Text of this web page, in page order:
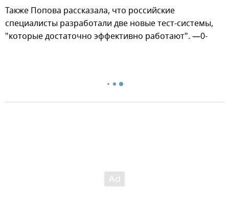
Также Попова рассказала, что российские
специалисты разработали две новые тест-системы,
"которые достаточно эффективно работают". —0-